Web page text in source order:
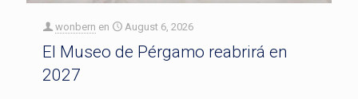
wonbern en August 6, 2026
El Museo de Pérgamo reabrirá en
2027